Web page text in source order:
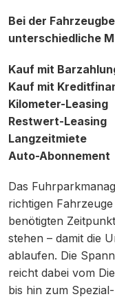
Bei der
unterschiedliche
Kauf mit
Kauf mit
Kilometer-Leasing
Restwert-Leasing
Langzeitmiete
Auto-Abonnement
Das
richtigen
benötigten
stehen – damit die
ablaufen. Die
reicht dabei vom
bis hin zum